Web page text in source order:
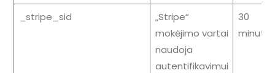
_stripe_sid
„Stripe“
mokėjimo vartai
naudoja
autentifikavimui
30
minutės